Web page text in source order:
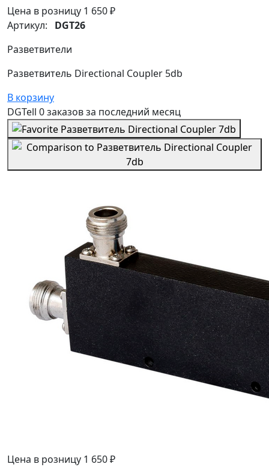
Цена в розницу 1 650 ₽
Артикул: DGT26
Разветвители
Разветвитель Directional Coupler 5db
В корзину
DGTell 0 заказовза последний месяц
Цена в розницу 1 650 ₽